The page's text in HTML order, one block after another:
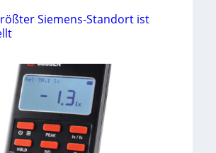
Siemens-Standort ist